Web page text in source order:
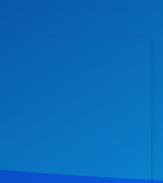
Studienzentrum